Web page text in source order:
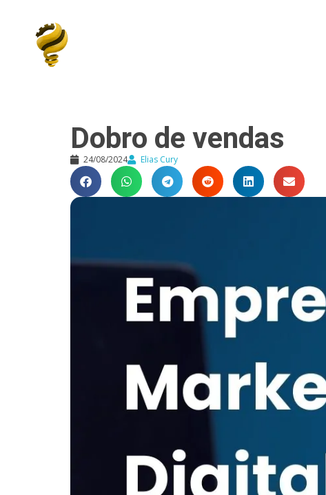
Dobro de vendas
24/08/2024 Elias Cury